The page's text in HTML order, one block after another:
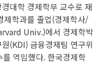
대학 경제학부 교수로 재
제학과를 졸업(경제학사/
Univ.)에서 경제학박
(KDI) 금융경제팀 연구위
역임했다. 한국경제학